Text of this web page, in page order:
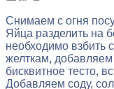
Снимаем с огня
Яйца разделить на
необходимо взбить
желткам,
бисквитное тесто,
Добавляем соду,